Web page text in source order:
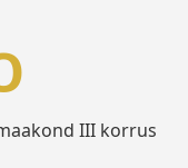
III korrus